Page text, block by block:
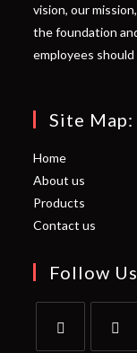
vision, our
the foundation
employees
Site Map:
Home
About us
Products
Contact us
Follow